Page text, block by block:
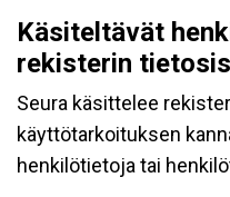
Käsiteltävät
rekisterin
Seura käsittelee
käyttötarkoituksen
henkilötietoja tai